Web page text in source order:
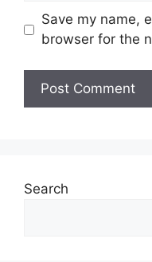
Save my name,
browser for the
Search